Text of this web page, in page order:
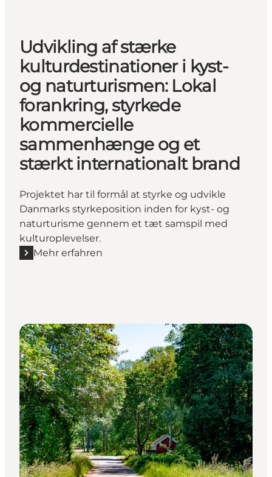
Udvikling af stærke
kulturdestinationer i kyst-
og naturturismen: Lokal
forankring, styrkede
kommercielle
sammenhænge og et
stærkt internationalt brand
Projektet har til formål at styrke og udvikle
Danmarks styrkeposition inden for kyst- og
naturturisme gennem et tæt samspil med
kulturoplevelser.
Mehr erfahren
Mehr erfahren "Udvikling af stærke